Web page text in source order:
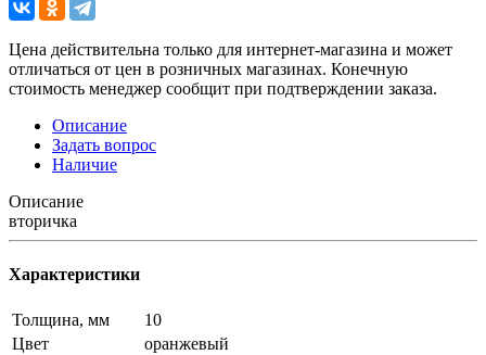
Цена действительна только для интернет-магазина и может
отличаться от цен в розничных магазинах. Конечную
стоимость менеджер сообщит при подтверждении заказа.
Описание
Задать вопрос
Наличие
Описание
вторичка
Характеристики
Толщина, мм
10
Цвет
оранжевый